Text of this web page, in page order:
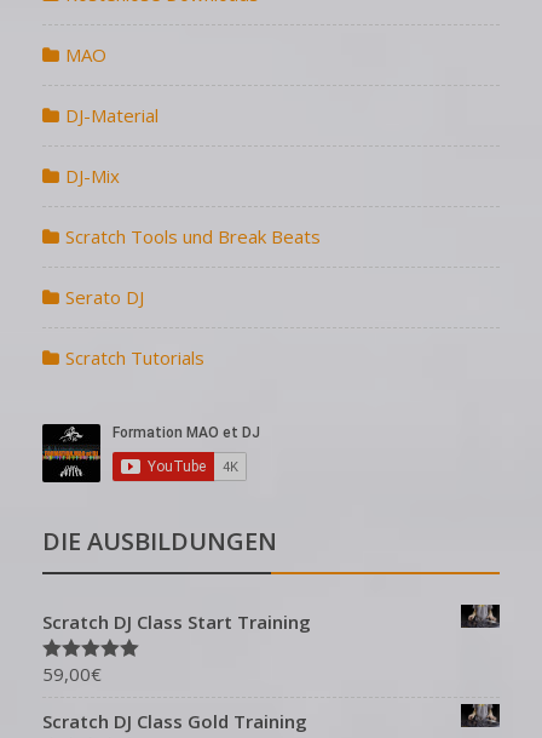
MAO
DJ-Material
DJ-Mix
Scratch Tools und Break Beats
Serato DJ
Scratch Tutorials
DIE AUSBILDUNGEN
Scratch DJ Class Start Training
Bewertet mit
59,00€
Scratch DJ Class Gold Training